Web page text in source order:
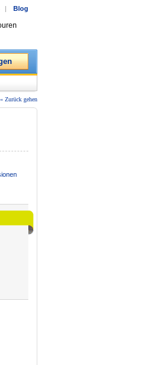
| Blog
« Zurück gehen